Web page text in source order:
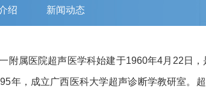
绍 新闻动态
附属医院超声医学科始建于1960年4月22日
年，成立广西医科大学超声诊断学教研室。